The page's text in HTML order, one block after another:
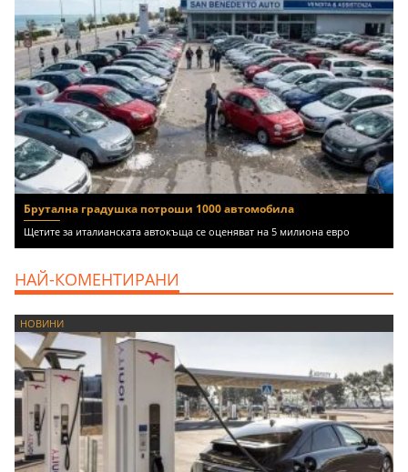
Брутална градушка потроши 1000 автомобила
Щетите за италианската автокъща се оценяват на 5 милиона евро
НАЙ-КОМЕНТИРАНИ
НОВИНИ